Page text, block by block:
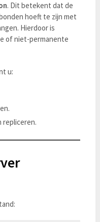
. Dit betekent dat de
hoeft te zijn met
Hierdoor is
of niet-permanente
u:
repliceren.